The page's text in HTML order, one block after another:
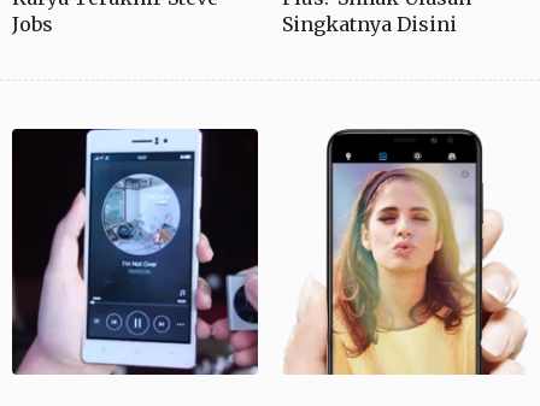
Jobs
Singkatnya Disini